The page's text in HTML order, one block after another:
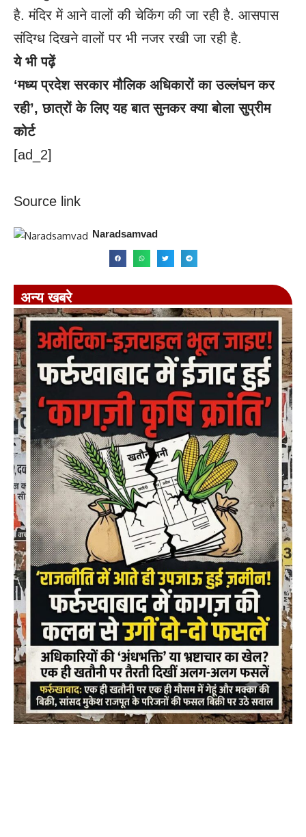
है. मंदिर में आने वालों की चेकिंग की जा रही है. आसपास
संदिग्ध दिखने वालों पर भी नजर रखी जा रही है.
ये भी पढ़ें
‘मध्य प्रदेश सरकार मौलिक अधिकारों का उल्लंघन कर
रही’, छात्रों के लिए यह बात सुनकर क्या बोला सुप्रीम
कोर्ट
[ad_2]
Source link
Naradsamvad
अन्य खबरे